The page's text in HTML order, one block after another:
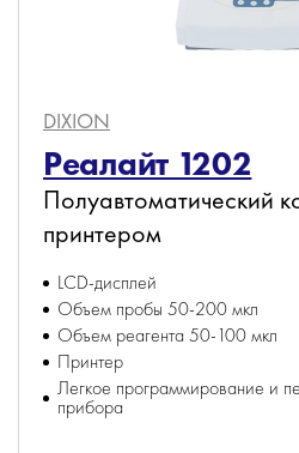
DIXION
Реалайт 1202
Полуавтоматический
принтером
LCD-дисплей
Объем пробы 50-200 мкл
Объем реагента 50-100 мкл
Принтер
Легкое программирование и
прибора